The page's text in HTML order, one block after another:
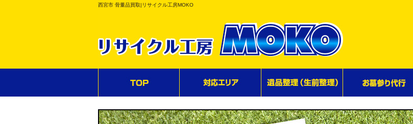
西宮市 骨董品買取|リサイクル工房MOKO